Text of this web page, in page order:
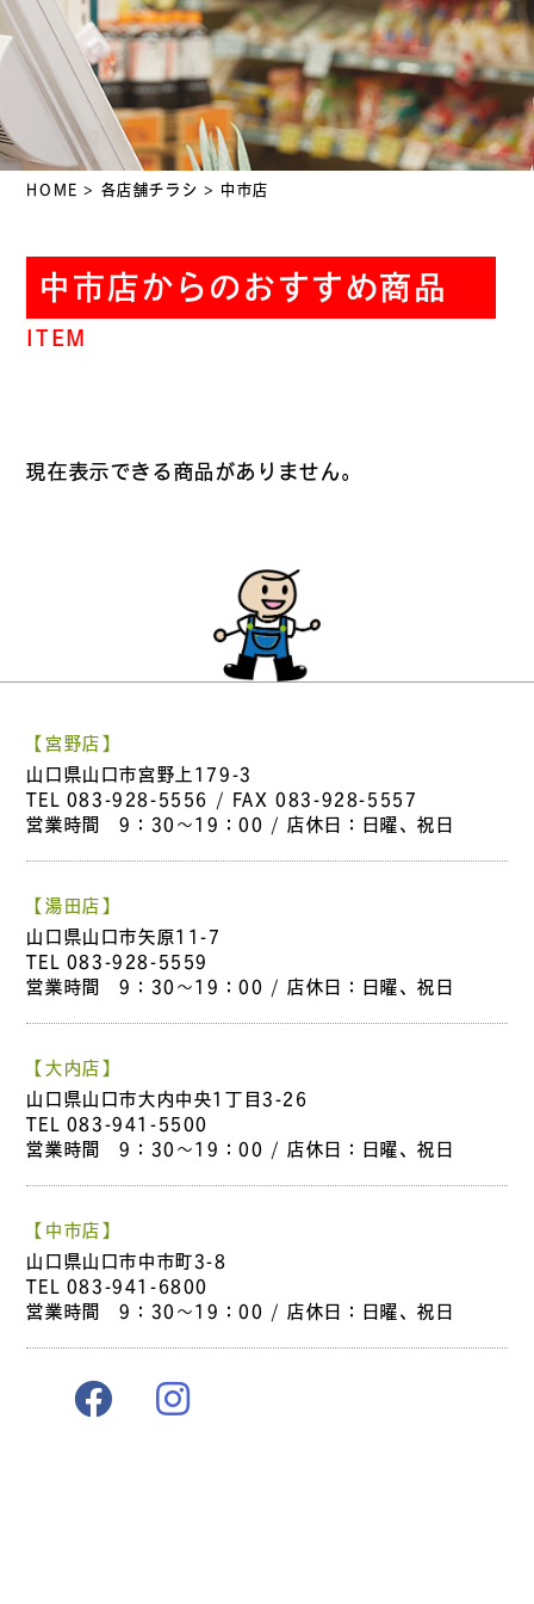
HOME > 各店舗チラシ > 中市店
中市店からのおすすめ商品
ITEM
現在表示できる商品がありません。
【宮野店】
山口県山口市宮野上179-3
TEL 083-928-5556 / FAX 083-928-5557
営業時間 9：30～19：00 / 店休日：日曜、祝日
【湯田店】
山口県山口市矢原11-7
TEL 083-928-5559
営業時間 9：30～19：00 / 店休日：日曜、祝日
【大内店】
山口県山口市大内中央1丁目3-26
TEL 083-941-5500
営業時間 9：30～19：00 / 店休日：日曜、祝日
【中市店】
山口県山口市中市町3-8
TEL 083-941-6800
営業時間 9：30～19：00 / 店休日：日曜、祝日